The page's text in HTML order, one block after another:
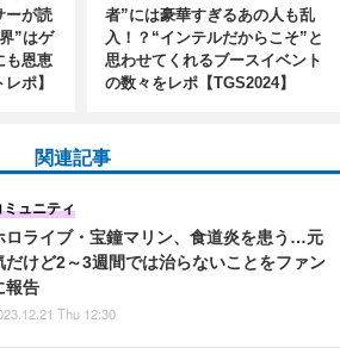
ーが読
”はゲ
も恩恵
ポ】
者”には豪華すぎるあの人も乱
入！？“インテルだからこそ”と
思わせてくれるブースイベント
の数々をレポ【TGS2024】
関連記事
ロライブ・宝鐘マリン、食道炎を患う…元
だけど2～3週間では治らないことをファン
報告
ミュニティ
Thu 12:30